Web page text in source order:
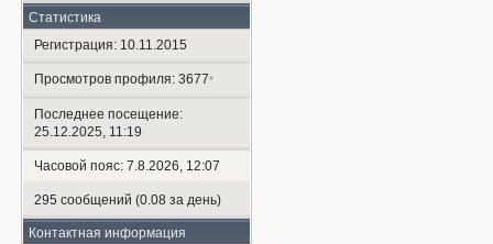
Статистика
Регистрация: 10.11.2015
Просмотров профиля: 3677*
Последнее посещение:
25.12.2025, 11:19
Часовой пояс: 7.8.2026, 12:07
295 сообщений (0.08 за день)
Контактная информация